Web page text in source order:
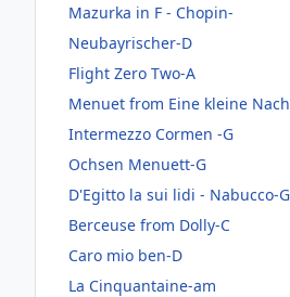
Mazurka in F - Chopin-
Neubayrischer-D
Flight Zero Two-A
Menuet from Eine kleine
Intermezzo Cormen -G
Ochsen Menuett-G
D'Egitto la sui lidi - Nabucco-G
Berceuse from Dolly-C
Caro mio ben-D
La Cinquantaine-am